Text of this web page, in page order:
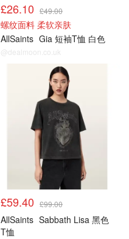
£26.10 £49.00
螺纹面料 柔软亲肤
AllSaints Gia 短袖T恤 白色
@dealmoon.co.uk
£59.40 £99.00
AllSaints Sabbath Lisa 黑色
T恤